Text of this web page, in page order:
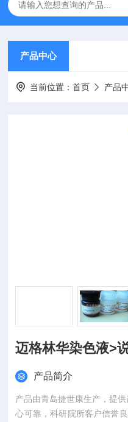
产品中心
当前位置：首页 产品
迈格林华染色液>
产品简介
产品由青岛捷世康生产，提供产品
心可靠，科研院所客户信誉